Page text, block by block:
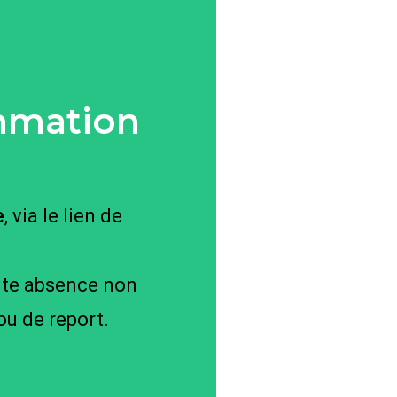
, via le lien de
absence non
de report.